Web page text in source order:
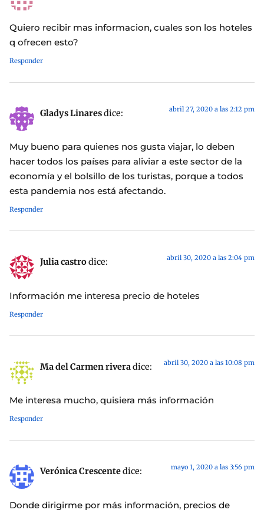
Quiero recibir mas informacion, cuales son los hoteles
q ofrecen esto?
Responder
Gladys Linaresdice: abril 27, 2020 a las 2:12 pm
Muy bueno para quienes nos gusta viajar, lo deben
hacer todos los países para aliviar a este sector de la
economía y el bolsillo de los turistas, porque a todos
esta pandemia nos está afectando.
Responder
Julia castrodice: abril 30, 2020 a las 2:04 pm
Información me interesa precio de hoteles
Responder
Ma del Carmen riveradice: abril 30, 2020 a las 10:08 pm
Me interesa mucho, quisiera más información
Responder
Verónica Crescentedice: mayo 1, 2020 a las 3:56 pm
Donde dirigirme por más información, precios de